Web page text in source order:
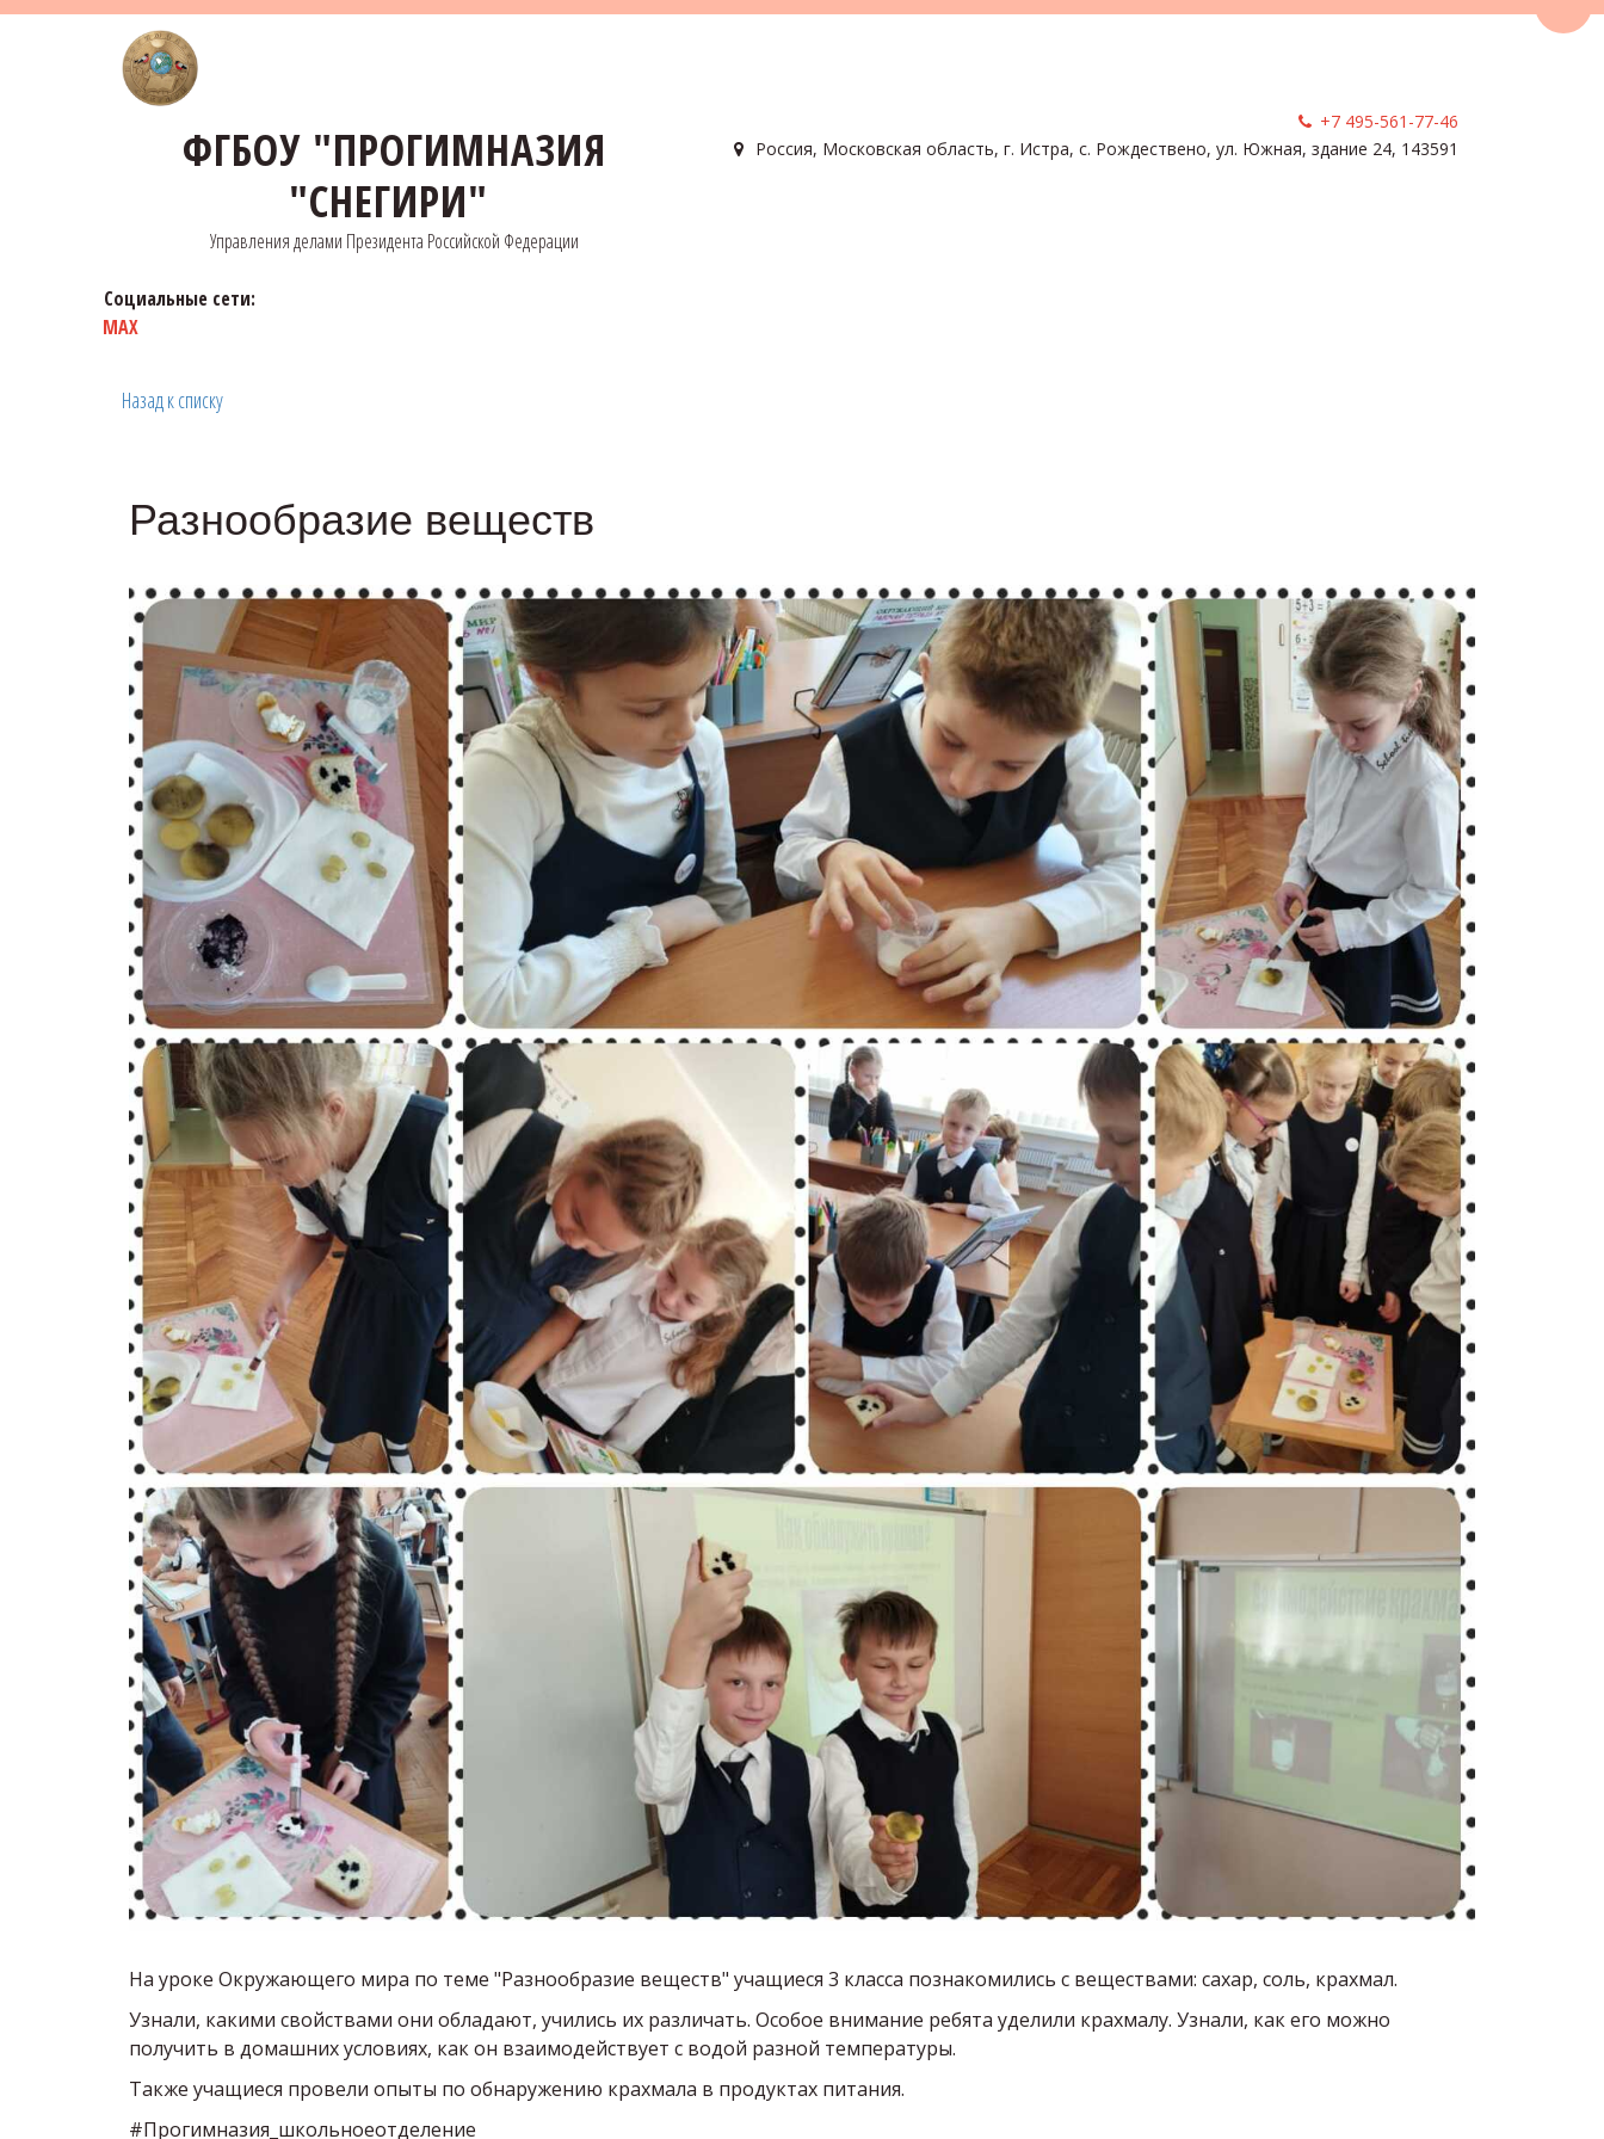
ФГБОУ "ПРОГИМНАЗИЯ
"СНЕГИРИ"
Управления делами Президента Российской Федерации
Социальные сети:
MAX
+7 495-561-77-46
Россия, Московская область, г. Истра, с. Рождествено, ул. Южная, здание 24, 143591
Назад к списку
Разнообразие веществ
На уроке Окружающего мира по теме "Разнообразие веществ" учащиеся 3 класса познакомились с веществами: сахар, соль, крахмал.
Узнали, какими свойствами они обладают, учились их различать. Особое внимание ребята уделили крахмалу. Узнали, как его можно
получить в домашних условиях, как он взаимодействует с водой разной температуры.
Также учащиеся провели опыты по обнаружению крахмала в продуктах питания.
#Прогимназия_школьноеотделение